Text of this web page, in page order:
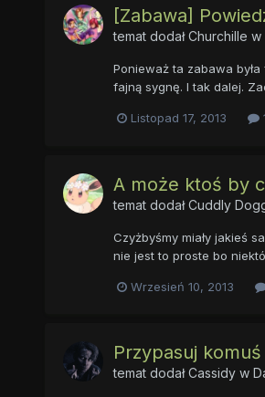
[Zabawa]
temat dodałChurchille w
Ponieważ ta zabawa
fajną sygnę. I tak dalej.
Listopad 17, 2013
A może ktoś by
temat dodałCuddly
Czyżbyśmy miały jakieś
nie jest to proste bo
Wrzesień 10, 2013
Przypasuj
temat dodałCassidyw